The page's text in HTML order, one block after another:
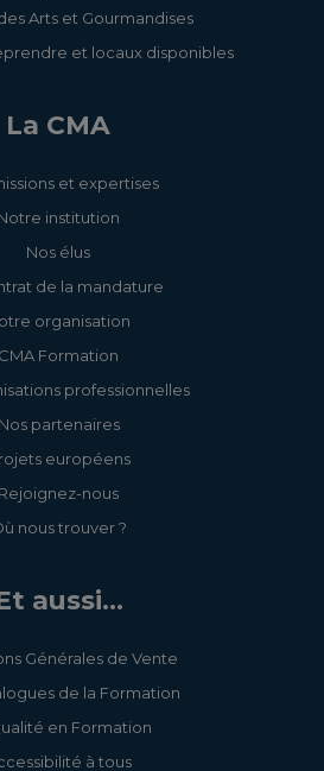
Arts et Gourmandises
et locaux disponibles
La CMA
et expertises
institution
Nos élus
de la mandature
organisation
CMA Formation
professionnelles
Nos partenaires
européens
Rejoignez-nous
nous trouver ?
aussi...
Générales de Vente
de la Formation
en Formation
à tous